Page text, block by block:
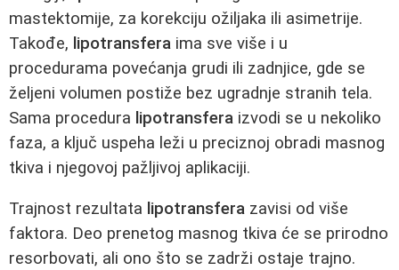
mastektomije, za korekciju ožiljaka ili asimetrije.
Takođe, lipotransfera ima sve više i u
procedurama povećanja grudi ili zadnjice, gde se
željeni volumen postiže bez ugradnje stranih tela.
Sama procedura lipotransfera izvodi se u nekoliko
faza, a ključ uspeha leži u preciznoj obradi masnog
tkiva i njegovoj pažljivoj aplikaciji.
Trajnost rezultata lipotransfera zavisi od više
faktora. Deo prenetog masnog tkiva će se prirodno
resorbovati, ali ono što se zadrži ostaje trajno.